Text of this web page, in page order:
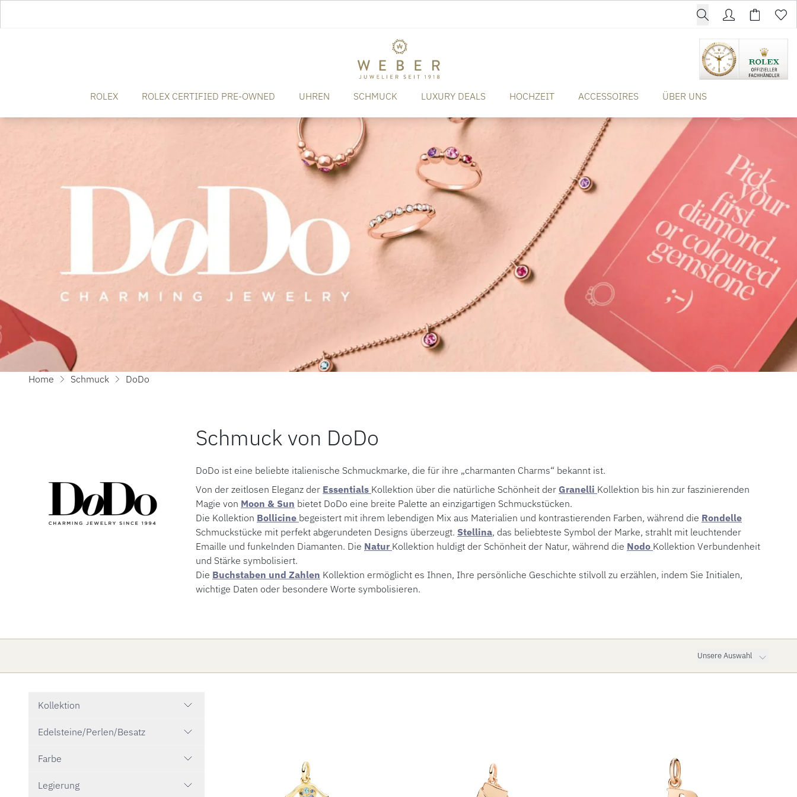
ROLEX ROLEX CERTIFIED PRE-OWNED UHREN SCHMUCK LUXURY DEALS HOCHZEIT ACCESSOIRES ÜBER UNS
Home Schmuck DoDo
Schmuck von DoDo
DoDo ist eine beliebte italienische Schmuckmarke, die für ihre „charmanten Charms“ bekannt ist.
Von der zeitlosen Eleganz der Essentials Kollektion über die natürliche Schönheit der Granelli Kollektion bis hin zur faszinierenden
Magie von Moon & Sun bietet DoDo eine breite Palette an einzigartigen Schmuckstücken.
Die Kollektion Bollicine begeistert mit ihrem lebendigen Mix aus Materialien und kontrastierenden Farben, während die Rondelle
Schmuckstücke mit perfekt abgerundeten Designs überzeugt. Stellina, das beliebteste Symbol der Marke, strahlt mit leuchtender
Emaille und funkelnden Diamanten. Die Natur Kollektion huldigt der Schönheit der Natur, während die Nodo Kollektion Verbundenheit
und Stärke symbolisiert.
Die Buchstaben und Zahlen Kollektion ermöglicht es Ihnen, Ihre persönliche Geschichte stilvoll zu erzählen, indem Sie Initialen,
wichtige Daten oder besondere Worte symbolisieren.
Unsere Auswahl
Kollektion
Edelsteine/Perlen/Besatz
Farbe
Legierung